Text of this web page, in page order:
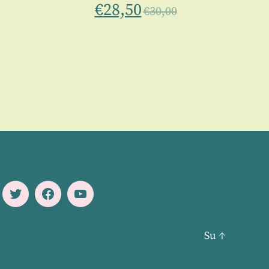
€28,50€30,00
TwitterFacebookYoutube
Su ↑